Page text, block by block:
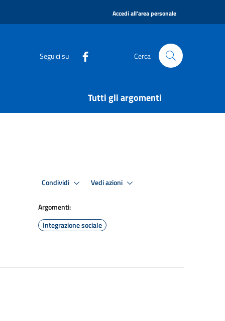
Accedi all'area personale
Seguici su Cerca
Tutti gli argomenti
Condividi Vedi azioni
Argomenti:
Integrazione sociale